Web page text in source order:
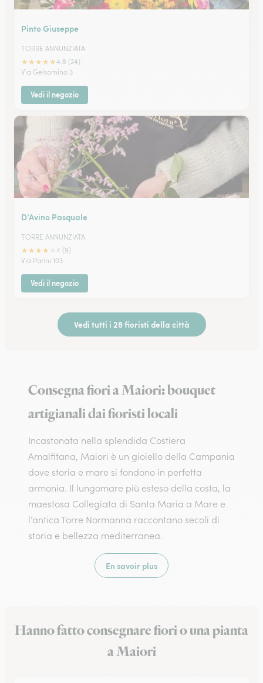
Pinto Giuseppe
TORRE ANNUNZIATA
★★★★★4.8 (24)
Via Gelsomino 3
Vedi il negozio
D’Avino Pasquale
TORRE ANNUNZIATA
★★★★
4 (9)
Via Parini 103
Vedi il negozio
Vedi tutti i 28 fioristi della città
Consegna fiori a Maiori: bouquet
artigianali dai fioristi locali
Incastonata nella splendida Costiera
Amalfitana, Maiori è un gioiello della Campania
dove storia e mare si fondono in perfetta
armonia. Il lungomare più esteso della costa, la
maestosa Collegiata di Santa Maria a Mare e
l’antica Torre Normanna raccontano secoli di
storia e bellezza mediterranea.
En savoir plus
Hanno fatto consegnare fiori o una pianta
a Maiori